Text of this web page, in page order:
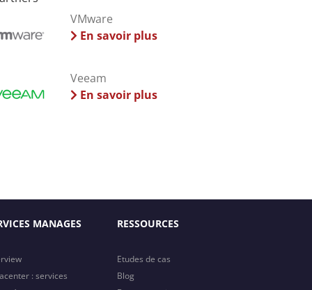
VMware
En savoir plus
Veeam
En savoir plus
MANAGES
: services
RESSOURCES
Etudes de cas
Blog